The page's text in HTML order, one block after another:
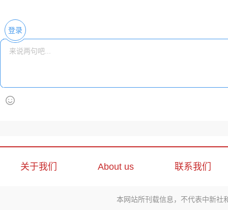
登录
关于我们 About us 联系我们
本网站所刊载信息，不代表中新社